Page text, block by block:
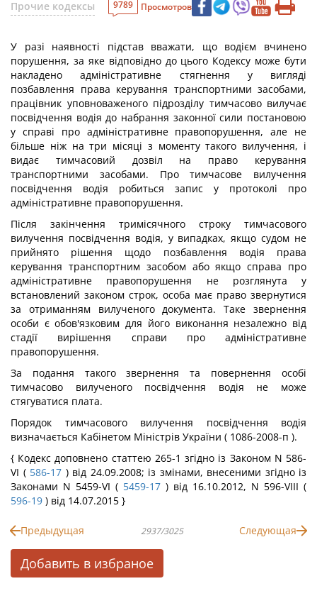
Прочие кодексы
9789 Просмотров
У разі наявності підстав вважати, що водієм вчинено
порушення, за яке відповідно до цього Кодексу може бути
накладено адміністративне стягнення у вигляді
позбавлення права керування транспортними засобами,
працівник уповноваженого підрозділу тимчасово вилучає
посвідчення водія до набрання законної сили постановою
у справі про адміністративне правопорушення, але не
більше ніж на три місяці з моменту такого вилучення, і
видає тимчасовий дозвіл на право керування
транспортними засобами. Про тимчасове вилучення
посвідчення водія робиться запис у протоколі про
адміністративне правопорушення.
Після закінчення тримісячного строку тимчасового
вилучення посвідчення водія, у випадках, якщо судом не
прийнято рішення щодо позбавлення водія права
керування транспортним засобом або якщо справа про
адміністративне правопорушення не розглянута у
встановлений законом строк, особа має право звернутися
за отриманням вилученого документа. Таке звернення
особи є обов'язковим для його виконання незалежно від
стадії вирішення справи про адміністративне
правопорушення.
За подання такого звернення та повернення особі
тимчасово вилученого посвідчення водія не може
стягуватися плата.
Порядок тимчасового вилучення посвідчення водія
визначається Кабінетом Міністрів України ( 1086-2008-п ).
{ Кодекс доповнено статтею 265-1 згідно із Законом N 586-
VI ( 586-17 ) від 24.09.2008; із змінами, внесеними згідно із
Законами N 5459-VI ( 5459-17 ) від 16.10.2012, N 596-VIII (
596-19 ) від 14.07.2015 }
Предыдущая 2937/3025 Следующая
Добавить в избраное